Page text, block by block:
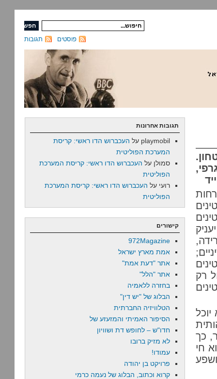
תגובות פוסטים
רק
כך
חי
תגובות אחרונות
playmobil על העכברוש הדו ראשי: קריסת
המערכת הפוליטית
סמולן על העכברוש הדו ראשי: קריסת המערכת
הפוליטית
רועי על העכברוש הדו ראשי: קריסת המערכת
הפוליטית
קישורים
972Magazine
אמת מארץ ישראל
אתר "דעת אמת"
אתר "הלל"
בחזרה ללאמיה
הבלוג של "יש דין"
הטלוויזיה החברתית
הסיפור האמיתי והמזעזע של
חדו"ש – לחופש דת ושוויון
לא מזיק ברובו
עמודו!
פרויקט בן יהודה
קרוא וכתוב, הבלוג של נעמה כרמי